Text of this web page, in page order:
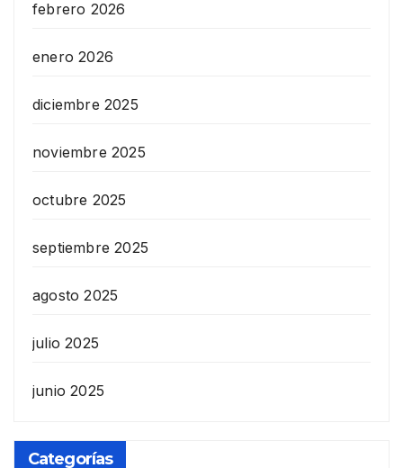
febrero 2026
enero 2026
diciembre 2025
noviembre 2025
octubre 2025
septiembre 2025
agosto 2025
julio 2025
junio 2025
Categorías